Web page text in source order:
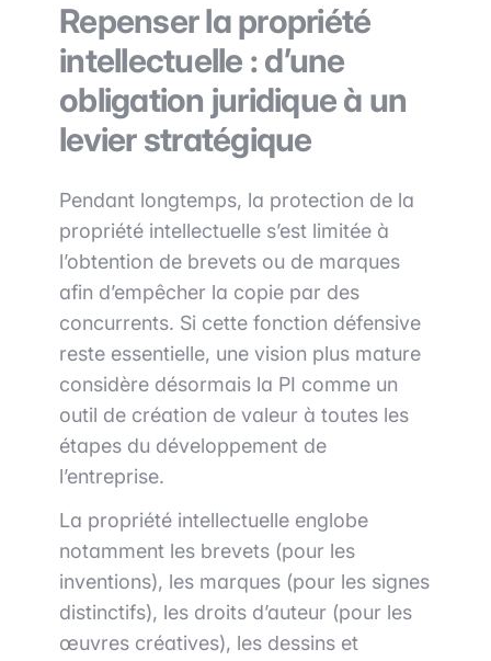
Repenser la propriété
intellectuelle : d’une
obligation juridique à un
levier stratégique
Pendant longtemps, la protection de la
propriété intellectuelle s’est limitée à
l’obtention de brevets ou de marques
afin d’empêcher la copie par des
concurrents. Si cette fonction défensive
reste essentielle, une vision plus mature
considère désormais la PI comme un
outil de création de valeur à toutes les
étapes du développement de
l’entreprise.
La propriété intellectuelle englobe
notamment les brevets (pour les
inventions), les marques (pour les signes
distinctifs), les droits d’auteur (pour les
œuvres créatives), les dessins et